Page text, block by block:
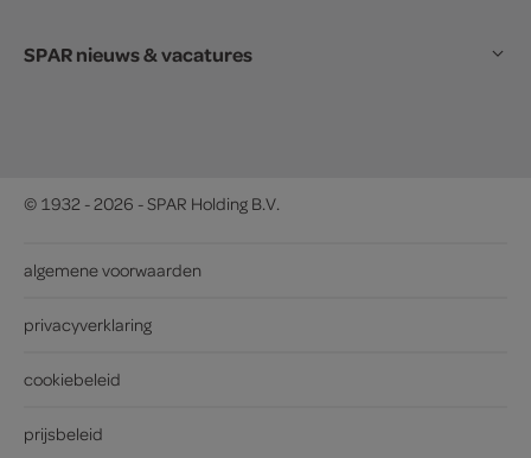
SPAR nieuws & vacatures
© 1932 - 2026 - SPAR Holding B.V.
algemene voorwaarden
privacyverklaring
cookiebeleid
prijsbeleid